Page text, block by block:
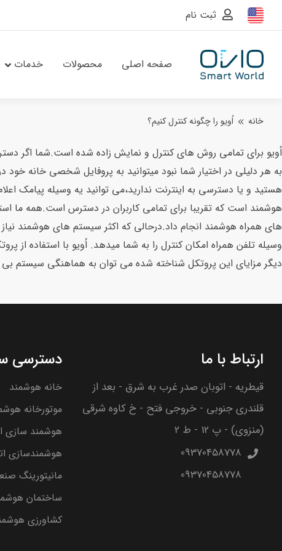
ثبت نام
صفحه اصلی محصولات خدمات
خانه اُویو را چگونه کنترل کنیم؟
اُویو برای تمامی روش های کنترل و نمایش زاده شده است.شما اگر
به هر دلیلی در اختیار شما نبود میتوانید به پروفایل شخصی
هستید و یا دسترسی به اینترنت ندارید،می توانید یه وسیله پیامک
هوشمند است که تقریبا برای تمامی کاربران در دسترس است.همه ما
دیگر مزایای این پروتکل شناخته شده می توان به هماهنگی سیستم بی
ارتباط با ما
قیطریه - اتوبان صدر غرب به شرق - بعد از
قلندری جنوبی - خروجی فتح - خ کاوه شرقی
(منزوی) - پ 12 - ط 2
09370458778
09370458778
دسترسی
خانه هوشمند
موتورخانه
هوشمند سازی
هوشمندسازی
مانیتورینگ
ساختمان
کشاورزی